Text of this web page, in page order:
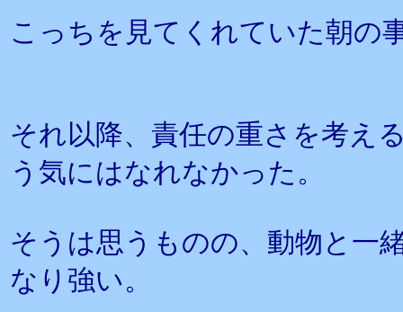
こっちを見てくれていた朝の
それ以降、責任の重さを考え
う気にはなれなかった。
そうは思うものの、動物と一
なり強い。